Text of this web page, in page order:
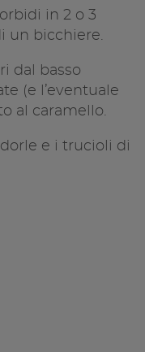
in 2 o 3
un bicchiere.
dal basso
(e l’eventuale
al caramello.
e i trucioli di